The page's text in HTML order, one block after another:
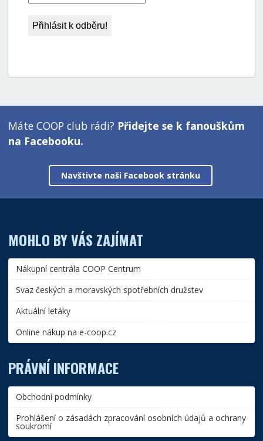
Máte COOP club rádi? Přidejte se k fanouškům
na Facebooku.
Navštivte naši Facebook stránku
MOHLO BY VÁS ZAJÍMAT
Nákupní centrála COOP Centrum
Svaz českých a moravských spotřebních družstev
Aktuální letáky
Online nákup na e-coop.cz
PRÁVNÍ INFORMACE
Obchodní podmínky
Prohlášení o zásadách zpracování osobních údajů a ochrany
soukromí